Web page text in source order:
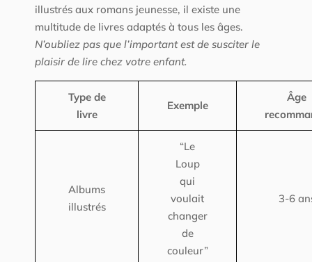
illustrés aux romans jeunesse, il existe une
multitude de livres adaptés à tous les âges.
N’oubliez pas que l’important est de susciter le
plaisir de lire chez votre enfant.
Type de
livre
Exemple
Âge
Albums
illustrés
“Le
Loup
qui
voulait
changer
de
couleur”
3-6